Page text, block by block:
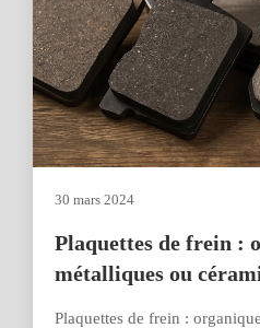
30 mars 2024
Plaquettes de frein :
métalliques ou
Plaquettes de frein :